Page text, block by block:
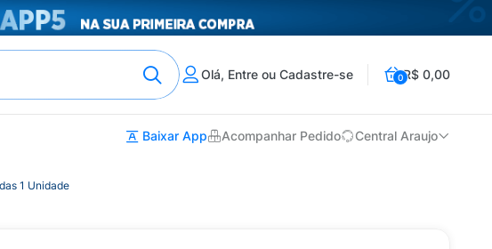
Olá, Entre ou Cadastre-se 0R$ 0,00
Baixar App Acompanhar Pedido Central Araujo
1 Unidade